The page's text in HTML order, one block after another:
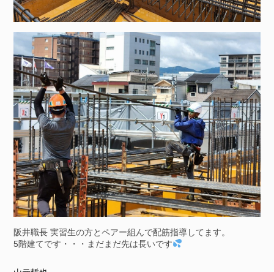
阪井職長 実習生の方とペアー組んで配筋指導してます。
5階建てです・・・まだまだ先は長いです